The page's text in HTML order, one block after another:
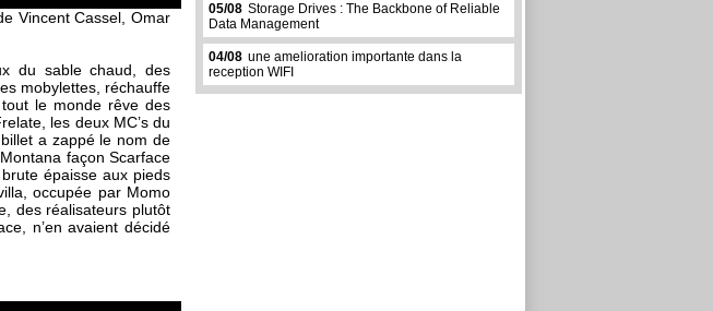
Vincent Cassel, Omar
du sable chaud, des
mobylettes, réchauffe
le monde rêve des
les deux MC’s du
a zappé le nom de
façon Scarface
épaisse aux pieds
occupée par Momo
des réalisateurs plutôt
n’en avaient décidé
05/08 Storage Drives : The Backbone of Reliable
Data Management
04/08 une amelioration importante dans la
reception WIFI